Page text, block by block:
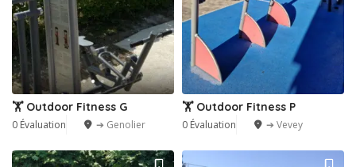
🏋️ Outdoor Fitness G
0 Évaluation ➔ Genolier
🏋️ Outdoor Fitness P
0 Évaluation ➔ Vevey